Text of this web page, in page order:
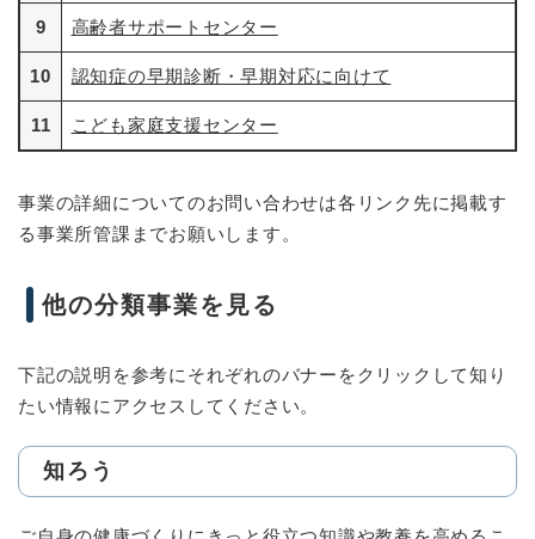
9 高齢者サポートセンター
10 認知症の早期診断・早期対応に向けて
11 こども家庭支援センター
事業の詳細についてのお問い合わせは各リンク先に掲載す
る事業所管課までお願いします。
他の分類事業を見る
下記の説明を参考にそれぞれのバナーをクリックして知り
たい情報にアクセスしてください。
知ろう